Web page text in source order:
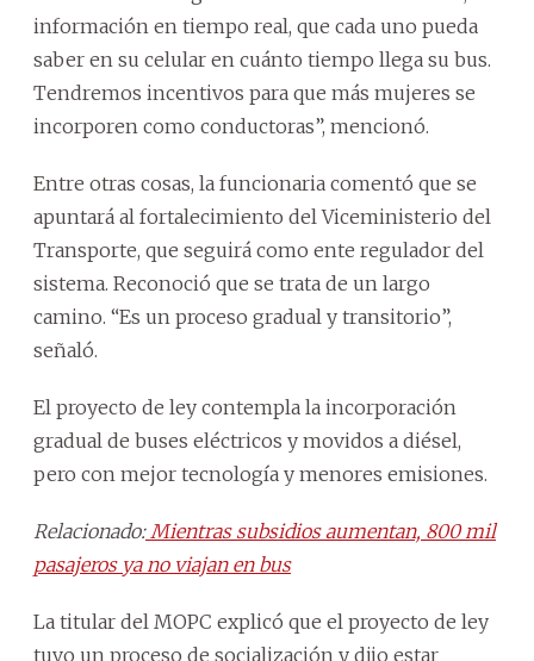
información en tiempo real, que cada uno pueda
saber en su celular en cuánto tiempo llega su bus.
Tendremos incentivos para que más mujeres se
incorporen como conductoras”, mencionó.
Entre otras cosas, la funcionaria comentó que se
apuntará al fortalecimiento del Viceministerio del
Transporte, que seguirá como ente regulador del
sistema. Reconoció que se trata de un largo
camino. “Es un proceso gradual y transitorio”,
señaló.
El proyecto de ley contempla la incorporación
gradual de buses eléctricos y movidos a diésel,
pero con mejor tecnología y menores emisiones.
Relacionado:Mientras subsidios aumentan, 800 mil
pasajeros ya no viajan en bus
La titular del MOPC explicó que el proyecto de ley
tuvo un proceso de socialización y dijo estar